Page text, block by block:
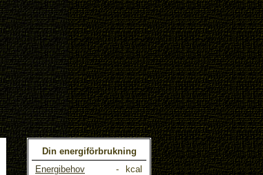
Din energiförbrukning
Energibehov
-
kcal